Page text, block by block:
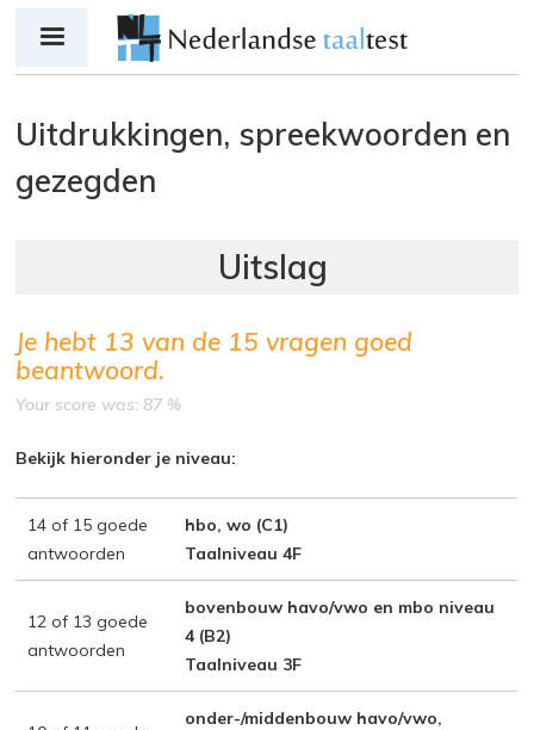
Uitdrukkingen, spreekwoorden en
gezegden
Je hebt 13 van de 15 vragen goed
beantwoord.
Your score was: 87 %
Bekijk hieronder je niveau:
14 of 15 goede
antwoorden
hbo, wo (C1)
Taalniveau 4F
12 of 13 goede
antwoorden
bovenbouw havo/vwo en mbo niveau
4 (B2)
Taalniveau 3F
onder-/middenbouw havo/vwo,